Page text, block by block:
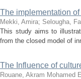
The implementation
Mekki, Amira; Selougha,
This study aims to
from the closed model of
The Influence of
Rouane, Akram Mohamed